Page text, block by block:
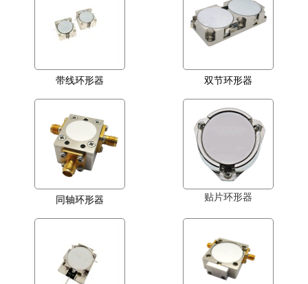
带线环形器 双节环形器
同轴环形器 贴片环形器